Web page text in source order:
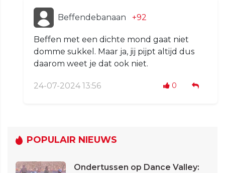
Beffendebanaan +92
Beffen met een dichte mond gaat niet
domme sukkel. Maar ja, jij pijpt altijd dus
daarom weet je dat ook niet.
24-07-2024 13:56 0
POPULAIR NIEUWS
Ondertussen op Dance Valley: